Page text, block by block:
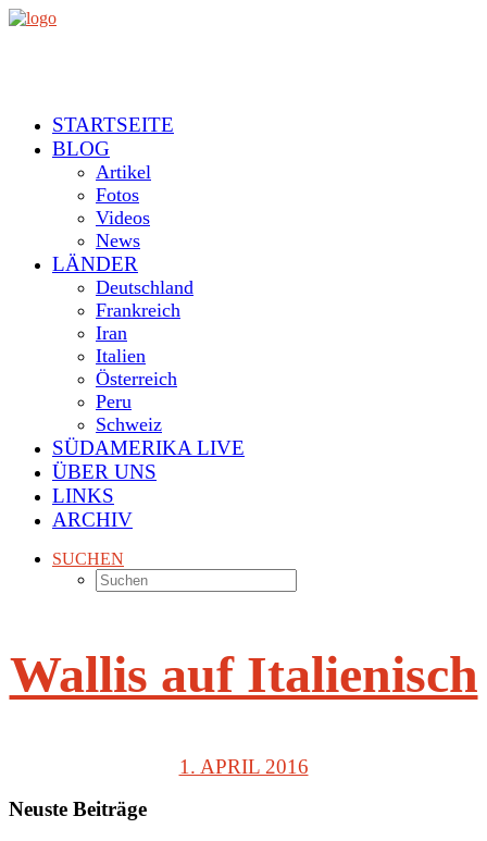
STARTSEITE
BLOG
Artikel
Fotos
Videos
News
LÄNDER
Deutschland
Frankreich
Iran
Italien
Österreich
Peru
Schweiz
SÜDAMERIKA LIVE
ÜBER UNS
LINKS
ARCHIV
SUCHEN
Wallis auf Italienisch
1. APRIL 2016
Neuste Beiträge